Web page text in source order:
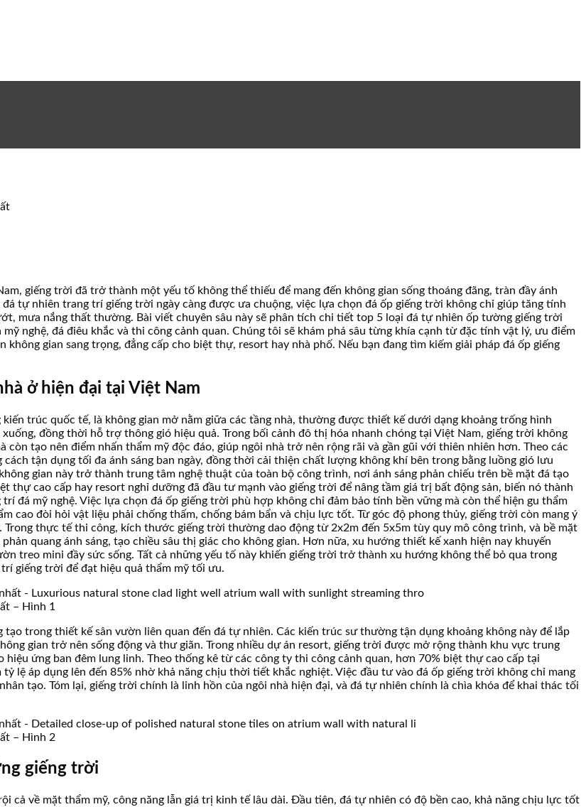
giếng trời đã trở thành một yếu tố không thể thiếu để mang đến không gian sống thoáng đãng, tràn đầy ánh
tự nhiên trang trí giếng trời ngày càng được ưa chuộng, việc lựa chọn đá ốp giếng trời không chỉ giúp tăng tính
mưa nắng thất thường. Bài viết chuyên sâu này sẽ phân tích chi tiết top 5 loại đá tự nhiên ốp tường giếng trời
nghệ, đá điêu khắc và thi công cảnh quan. Chúng tôi sẽ khám phá sâu từng khía cạnh từ đặc tính vật lý, ưu điểm
gian sang trọng, đẳng cấp cho biệt thự, resort hay nhà phố. Nếu bạn đang tìm kiếm giải pháp đá ốp giếng
ở hiện đại tại Việt Nam
trúc quốc tế, là không gian mở nằm giữa các tầng nhà, thường được thiết kế dưới dạng khoảng trống hình
đồng thời hỗ trợ thông gió hiệu quả. Trong bối cảnh đô thị hóa nhanh chóng tại Việt Nam, giếng trời không
còn tạo nên điểm nhấn thẩm mỹ độc đáo, giúp ngôi nhà trở nên rộng rãi và gần gũi với thiên nhiên hơn. Theo các
tận dụng tối đa ánh sáng ban ngày, đồng thời cải thiện chất lượng không khí bên trong bằng luồng gió lưu
gian này trở thành trung tâm nghệ thuật của toàn bộ công trình, nơi ánh sáng phản chiếu trên bề mặt đá tạo
thự cao cấp hay resort nghỉ dưỡng đã đầu tư mạnh vào giếng trời để nâng tầm giá trị bất động sản, biến nó thành
đá mỹ nghệ. Việc lựa chọn đá ốp giếng trời phù hợp không chỉ đảm bảo tính bền vững mà còn thể hiện gu thẩm
cao đòi hỏi vật liệu phải chống thấm, chống bám bẩn và chịu lực tốt. Từ góc độ phong thủy, giếng trời còn mang ý
thực tế thi công, kích thước giếng trời thường dao động từ 2x2m đến 5x5m tùy quy mô công trình, và bề mặt
quang ánh sáng, tạo chiều sâu thị giác cho không gian. Hơn nữa, xu hướng thiết kế xanh hiện nay khuyến
treo mini đầy sức sống. Tất cả những yếu tố này khiến giếng trời trở thành xu hướng không thể bỏ qua trong
giếng trời để đạt hiệu quả thẩm mỹ tối ưu.
– Hình 1
trong thiết kế sân vườn liên quan đến đá tự nhiên. Các kiến trúc sư thường tận dụng khoảng không này để lắp
gian trở nên sống động và thư giãn. Trong nhiều dự án resort, giếng trời được mở rộng thành khu vực trung
ứng ban đêm lung linh. Theo thống kê từ các công ty thi công cảnh quan, hơn 70% biệt thự cao cấp tại
lệ áp dụng lên đến 85% nhờ khả năng chịu thời tiết khắc nghiệt. Việc đầu tư vào đá ốp giếng trời không chỉ mang
tạo. Tóm lại, giếng trời chính là linh hồn của ngôi nhà hiện đại, và đá tự nhiên chính là chìa khóa để khai thác tối
– Hình 2
giếng trời
về mặt thẩm mỹ, công năng lẫn giá trị kinh tế lâu dài. Đầu tiên, đá tự nhiên có độ bền cao, khả năng chịu lực tốt